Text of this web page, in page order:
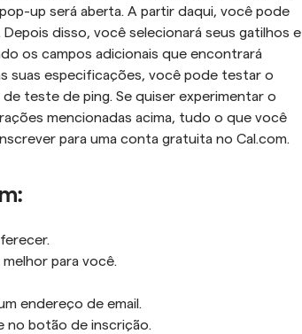
up será aberta. A partir daqui, você pode
disso, você selecionará seus gatilhos e
os campos adicionais que encontrará
suas especificações, você pode testar o
teste de ping. Se quiser experimentar o
mencionadas acima, tudo o que você
para uma conta gratuita no Cal.com.
para você.
endereço de email.
no botão de inscrição.